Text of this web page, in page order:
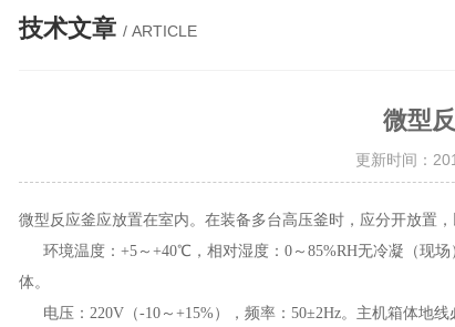
技术文章 / ARTICLE
微型
更新时间：
微型反应釜应放置在室内。在装备多台高压釜时，应分开放置
环境温度：+5～+40℃ ， 相对湿度：0～85%RH无冷凝（现
体。
电压：220V（-10～+15%），频率：50±2Hz。主机箱体地